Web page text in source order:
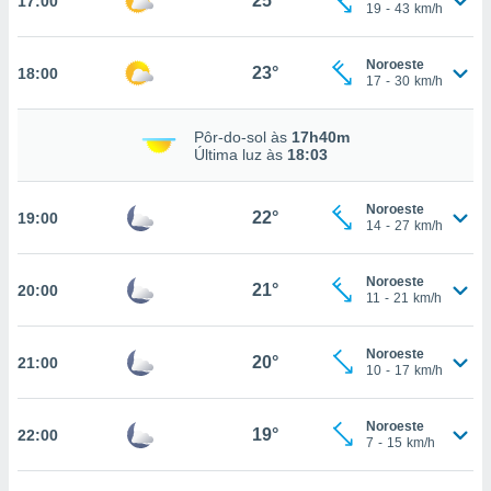
site
para
ou
de
através
19 - 43 km/h
18:00 23°
Noroeste
17 - 30 km/h
Pôr-do-sol às 17h40m
Última luz às 18:03
19:00 22°
Noroeste
14 - 27 km/h
20:00 21°
Noroeste
11 - 21 km/h
21:00 20°
Noroeste
10 - 17 km/h
22:00 19°
Noroeste
7 - 15 km/h